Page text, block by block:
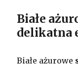
Białe
delikatna
Białe ażurowe